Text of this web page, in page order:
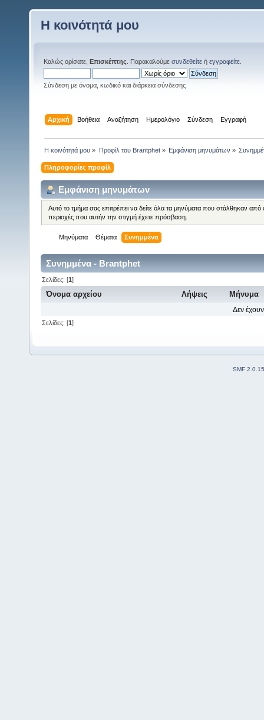
Η κοινότητά μου
Καλώς ορίσατε, Επισκέπτης . Παρακαλούμε συνδεθείτε ή εγγραφείτε
Σύνδεση με όνομα, κωδικό και διάρκεια σύνδεσης
Αρχική Βοήθεια Αναζήτηση Ημερολόγιο Σύνδεση Εγγραφή
Η κοινότητά μου » Προφίλ του Brantphet» Εμφάνιση μηνυμάτων »
Πληροφορίες προφίλ
Εμφάνιση μηνυμάτων
Αυτό το τμήμα σας επιτρέπει να δείτε όλα τα μηνύματα που στάλθηκαν
περιοχές που αυτήν την στιγμή έχετε πρόσβαση.
Μηνύματα Θέματα Συνημμένα
Συνημμένα - Brantphet
Σελίδες: [1]
Όνομα αρχείου Λήψεις Μήνυμα
Δεν
Σελίδες: [1]
SMF 2.0.15